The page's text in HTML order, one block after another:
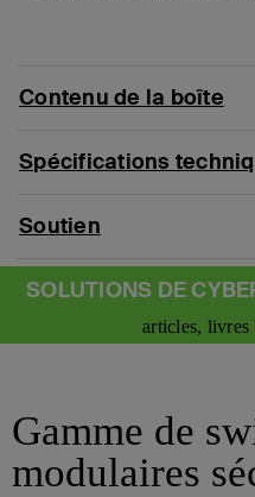
Contenu de la boîte
Spécifications
Soutien
SOLUTIONS DE
articles, livres
Gamme de
modulaires